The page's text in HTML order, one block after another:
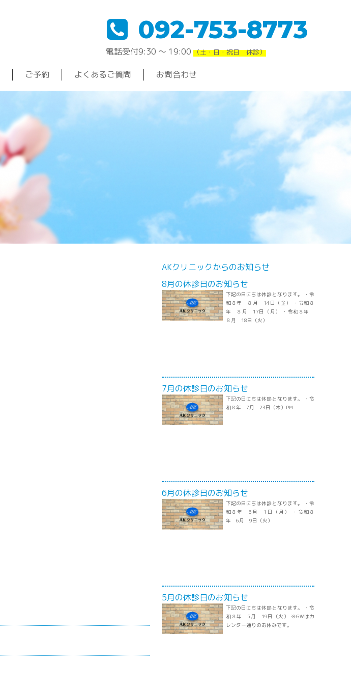
092-753-8773
電話受付9:30 〜 19:00（土・日・祝日 休診）
ご予約 よくあるご質問 お問合わせ
AKクリニックからのお知らせ
8月の休診日のお知らせ
下記の日にちは休診となります。 ・令
和８年 ８月 14日（金） ・令和８
年 ８月 17日（月） ・令和８年
８月 18日（火）
7月の休診日のお知らせ
下記の日にちは休診となります。 ・令
和８年 7月 23日（木）PM
6月の休診日のお知らせ
下記の日にちは休診となります。 ・令
和８年 6月 1日（月） ・令和８
年 6月 9日（火）
5月の休診日のお知らせ
下記の日にちは休診となります。 ・令
和８年 5月 19日（火） ※GWはカ
レンダー通りのお休みです。